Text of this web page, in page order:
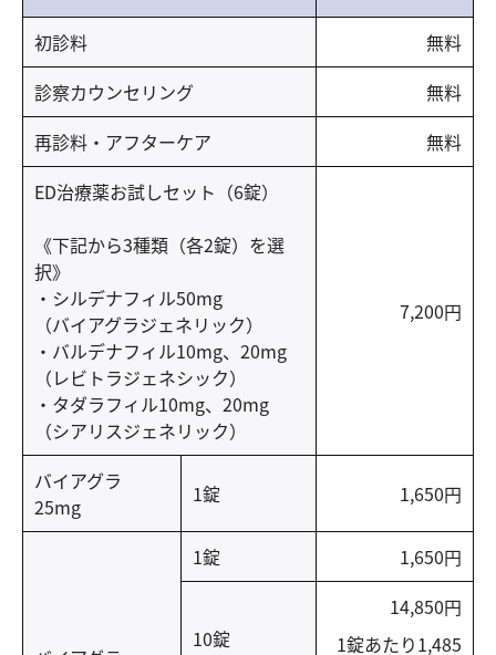
初診料
無料
診察カウンセリング
無料
再診料・アフターケア
無料
ED治療薬お試しセット（6錠）
《下記から3種類（各2錠）を選
択》
・シルデナフィル50mg
（バイアグラジェネリック）
・バルデナフィル10mg、20mg
（レビトラジェネシック）
・タダラフィル10mg、20mg
（シアリスジェネリック）
7,200円
バイアグラ
25mg
1錠 1,650円
1錠 1,650円
10錠
14,850円
1錠あたり1,485